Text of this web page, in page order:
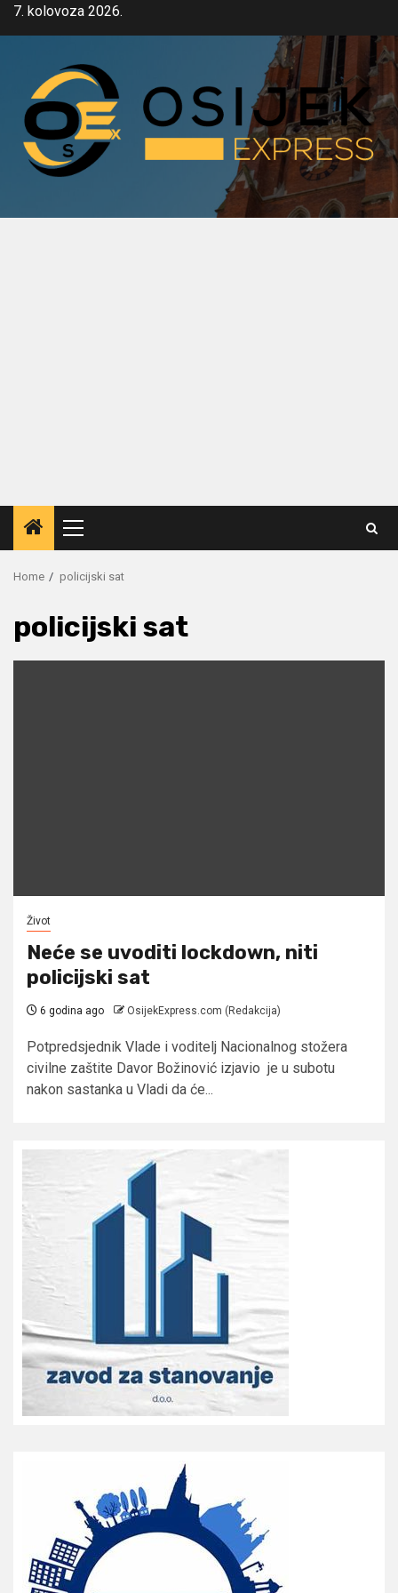
Skip7. kolovoza 2026.
Primary
Menu
Home policijski sat
policijski sat
Život
Neće se uvoditi lockdown, niti
policijski sat
6 godina ago OsijekExpress.com (Redakcija)
Potpredsjednik Vlade i voditelj Nacionalnog stožera
civilne zaštite Davor Božinović izjavio je u subotu
nakon sastanka u Vladi da će...